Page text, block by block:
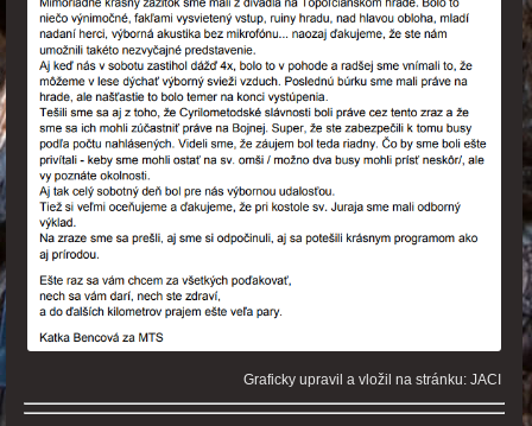
Graficky upravil a vložil na stránku: JACI